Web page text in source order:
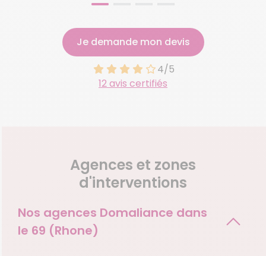
Je demande mon devis
4/5
12 avis certifiés
Agences et zones
d'interventions
Nos agences Domaliance dans
le 69 (Rhone)